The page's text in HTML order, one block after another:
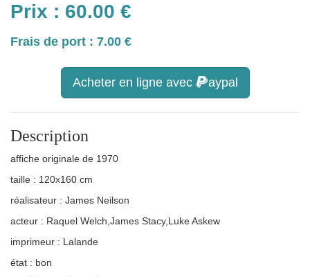
Prix : 60.00 €
Frais de port : 7.00 €
Acheter en ligne avec aypal
Description
affiche originale de 1970
taille : 120x160 cm
réalisateur : James Neilson
acteur : Raquel Welch,James Stacy,Luke Askew
imprimeur : Lalande
état : bon